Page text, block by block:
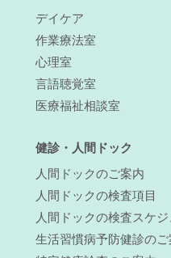
デイケア
作業療法室
心理室
言語聴覚室
医療福祉相談室
健診・人間ドック
人間ドックのご案内
人間ドックの検査項目
人間ドックの検査スケ
生活習慣病予防健診のご